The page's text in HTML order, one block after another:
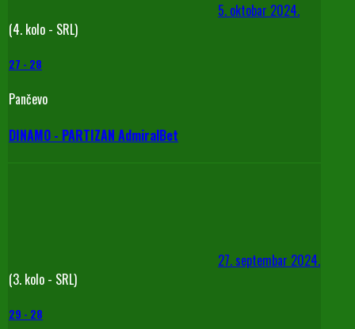
5. oktobar 2024.
(4. kolo - SRL)
27 - 28
Pančevo
DINAMO - PARTIZAN AdmiralBet
27. septembar 2024.
(3. kolo - SRL)
29 - 28